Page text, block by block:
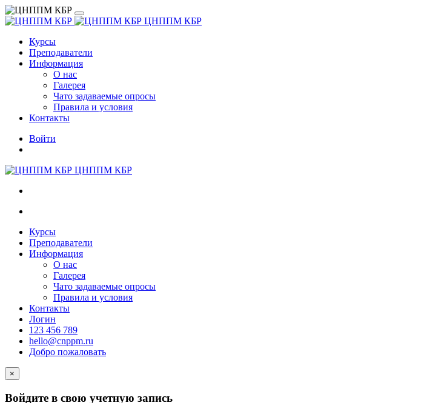
ЦНППМ КБР
Курсы
Преподаватели
Информация
О нас
Галерея
Чато задаваемые опросы
Правила и условия
Контакты
Войти
ЦНППМ КБР
Курсы
Преподаватели
Информация
О нас
Галерея
Чато задаваемые опросы
Правила и условия
Контакты
Логин
123 456 789
hello@cnppm.ru
Добро пожаловать
×
Войдите в свою учетную запись